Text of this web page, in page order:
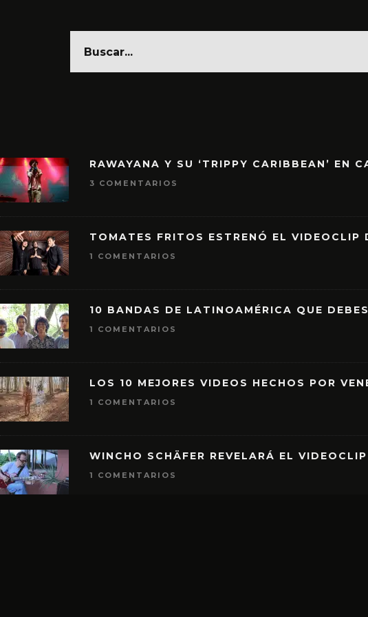
RAWAYANA Y SU ‘TRIPPY CARIBBEAN’ EN
3 COMENTARIOS
TOMATES FRITOS ESTRENÓ EL VIDEOCLIP
1 COMENTARIOS
10 BANDAS DE LATINOAMÉRICA QUE
1 COMENTARIOS
LOS 10 MEJORES VIDEOS HECHOS POR
1 COMENTARIOS
WINCHO SCHÄFER REVELARÁ EL
1 COMENTARIOS